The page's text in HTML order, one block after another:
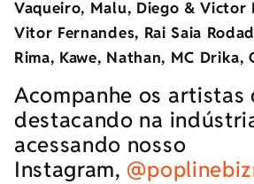
Vaqueiro, Malu, Diego & Victor
Vitor Fernandes, Rai Saia
Rima, Kawe, Nathan, MC Drika,
Acompanhe os artistas
destacando na
acessando nosso
Instagram,